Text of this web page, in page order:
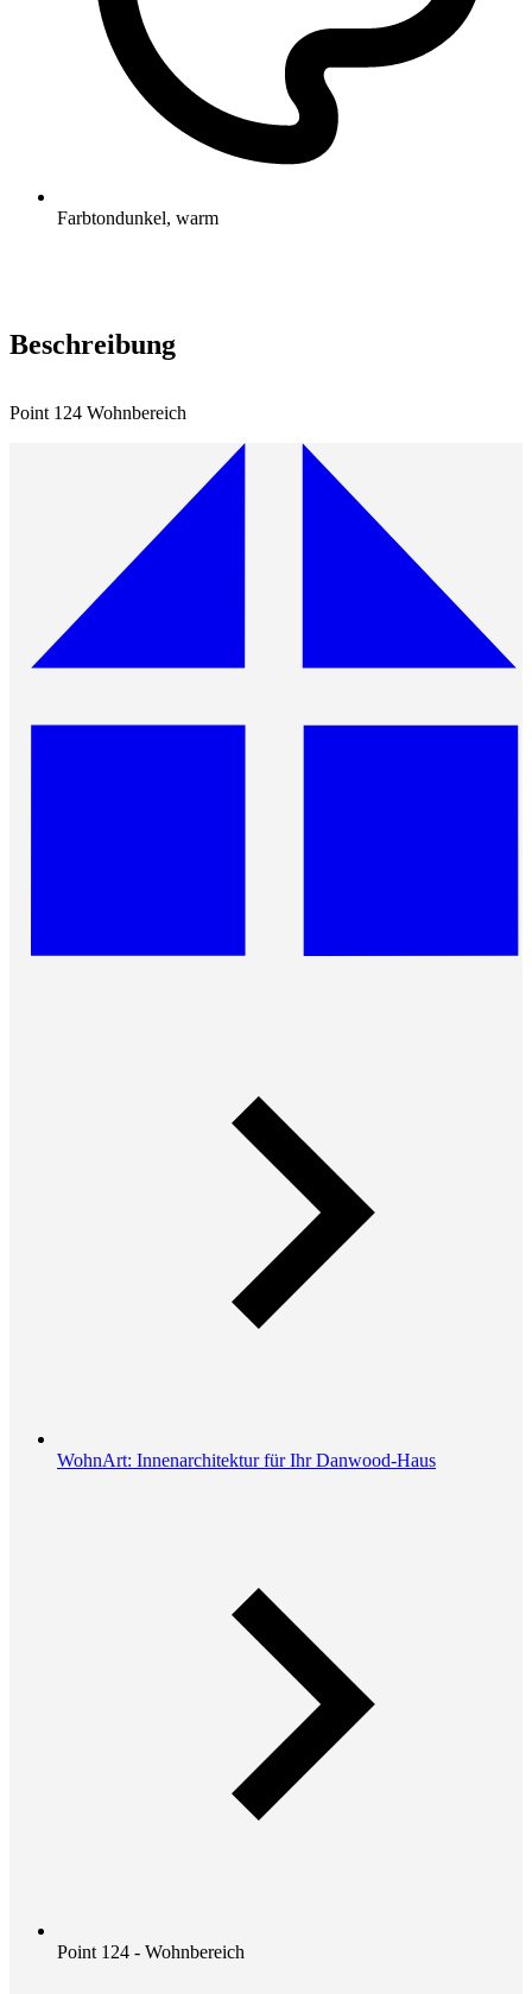
Farbtondunkel, warm
Beschreibung
Point 124 Wohnbereich
WohnArt: Innenarchitektur für Ihr Danwood-Haus
Point 124 - Wohnbereich